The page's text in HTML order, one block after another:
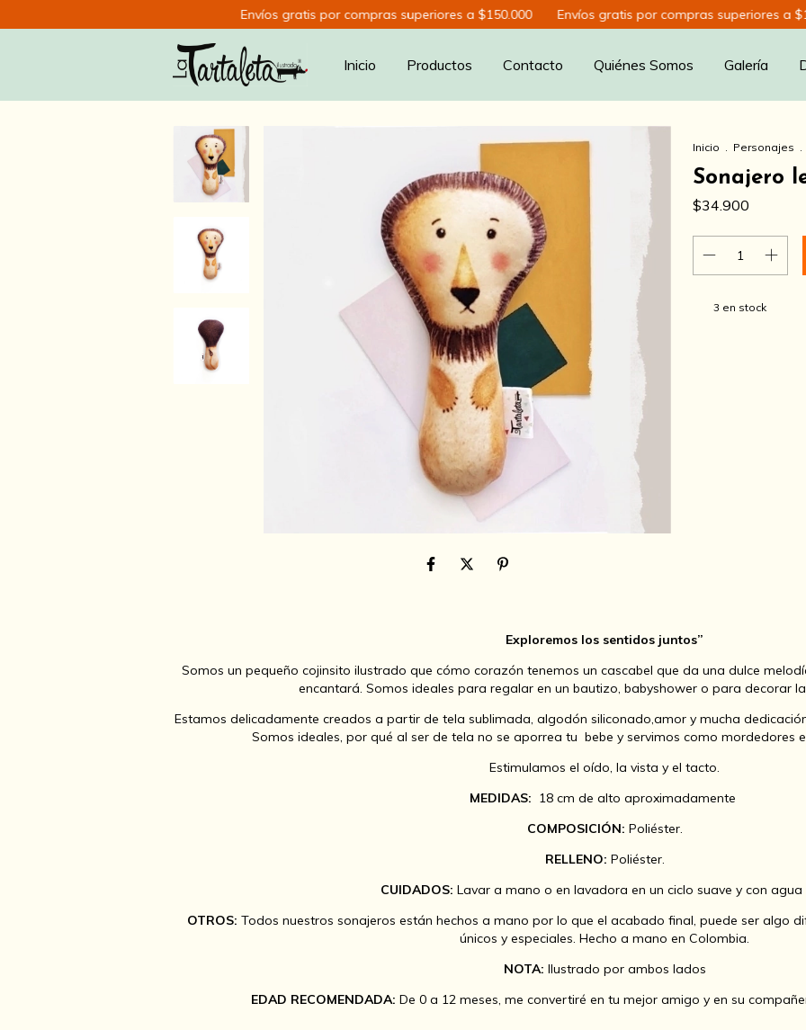
Envíos gratis por compras superiores a $150.000 Envíos gratis por compras superiores a
Inicio Productos Contacto Quiénes Somos Galería
Inicio . Personajes .
Sonajero
$34.900
3 en stock
Exploremos los sentidos juntos”
Somos un pequeño cojinsito ilustrado que cómo corazón tenemos un cascabel que da una dulce
encantará. Somos ideales para regalar en un bautizo, babyshower o para decorar la
Estamos delicadamente creados a partir de tela sublimada, algodón siliconado,amor y mucha
Somos ideales, por qué al ser de tela no se aporrea tu bebe y servimos como mordedores
Estimulamos el oído, la vista y el tacto.
MEDIDAS: 18 cm de alto aproximadamente
COMPOSICIÓN: Poliéster.
RELLENO: Poliéster.
CUIDADOS: Lavar a mano o en lavadora en un ciclo suave y con agua
OTROS: Todos nuestros sonajeros están hechos a mano por lo que el acabado final, puede ser algo
únicos y especiales. Hecho a mano en Colombia.
NOTA: Ilustrado por ambos lados
EDAD RECOMENDADA: De 0 a 12 meses, me convertiré en tu mejor amigo y en su